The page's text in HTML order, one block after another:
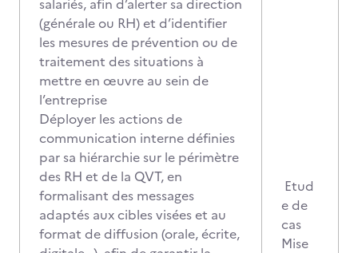
salariés, afin d’alerter sa direction
(générale ou RH) et d’identifier
les mesures de prévention ou de
traitement des situations à
mettre en œuvre au sein de
l’entreprise
Déployer les actions de
communication interne définies
par sa hiérarchie sur le périmètre
des RH et de la QVT, en
formalisant des messages
adaptés aux cibles visées et au
format de diffusion (orale, écrite,
Etud
e de
cas
Mise